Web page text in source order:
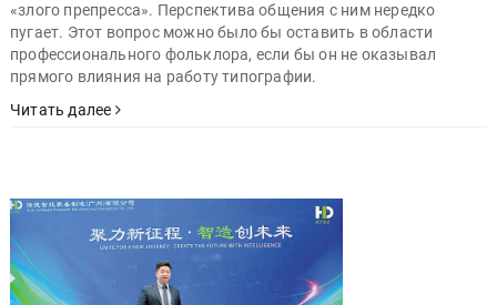
«злого препресса». Перспектива общения с ним нередко
пугает. Этот вопрос можно было бы оставить в области
профессионального фольклора, если бы он не оказывал
прямого влияния на работу типографии.
Читать далее